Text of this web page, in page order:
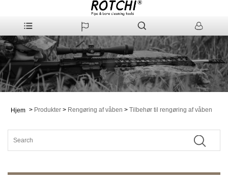
Hjem > Produkter > Rengøring af våben > Tilbehør til rengøring af våben